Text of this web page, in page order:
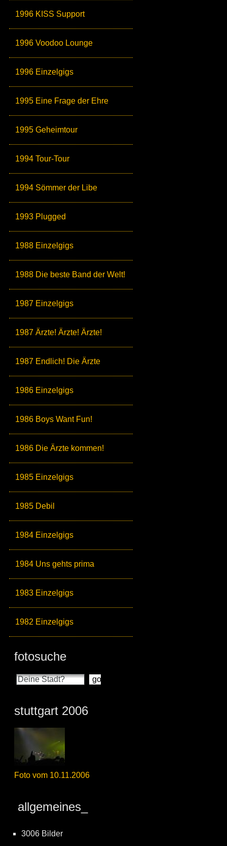
1996 KISS Support
1996 Voodoo Lounge
1996 Einzelgigs
1995 Eine Frage der Ehre
1995 Geheimtour
1994 Tour-Tour
1994 Sömmer der Libe
1993 Plugged
1988 Einzelgigs
1988 Die beste Band der Welt!
1987 Einzelgigs
1987 Ärzte! Ärzte! Ärzte!
1987 Endlich! Die Ärzte
1986 Einzelgigs
1986 Boys Want Fun!
1986 Die Ärzte kommen!
1985 Einzelgigs
1985 Debil
1984 Einzelgigs
1984 Uns gehts prima
1983 Einzelgigs
1982 Einzelgigs
fotosuche
stuttgart 2006
Foto vom 10.11.2006
allgemeines_
3006 Bilder